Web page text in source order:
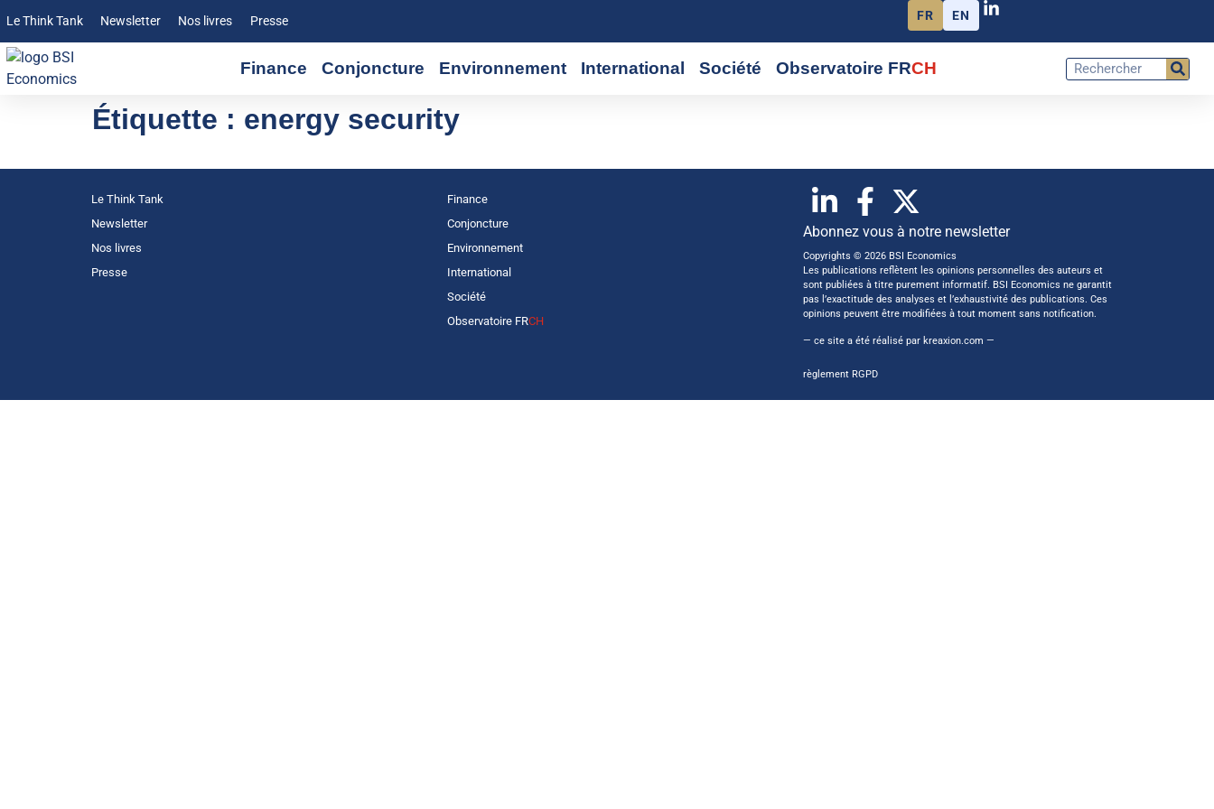
Le Think Tank Newsletter Nos livres Presse FR EN
Finance Conjoncture Environnement International Société Observatoire FRCH
Étiquette : energy security
Le Think Tank
Newsletter
Nos livres
Presse
Finance
Conjoncture
Environnement
International
Société
Observatoire FRCH
Abonnez vous à notre newsletter
Copyrights © 2026 BSI Economics
Les publications reflètent les opinions personnelles des auteurs et
sont publiées à titre purement informatif. BSI Economics ne garantit
pas l’exactitude des analyses et l’exhaustivité des publications. Ces
opinions peuvent être modifiées à tout moment sans notification.
— ce site a été réalisé par kreaxion.com —
règlement RGPD